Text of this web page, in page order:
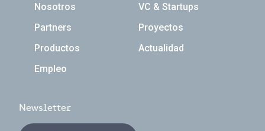
Navegación principal
Nosotros
VC & Startups
Partners
Proyectos
Productos
Actualidad
Empleo
Newsletter